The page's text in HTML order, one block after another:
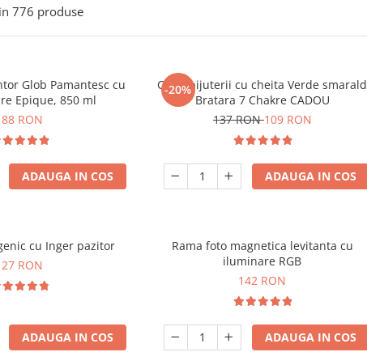
776 produse
Glob Pamantesc cu
Epique, 850 ml
RON
ADAUGA IN COS
-20%
Cutie bijuterii cu cheita Verde smarald
Bratara 7 Chakre CADOU
137 RON109 RON
ADAUGA IN COS
cu Inger pazitor
RON
ADAUGA IN COS
Rama foto magnetica levitanta cu
iluminare RGB
142 RON
ADAUGA IN COS